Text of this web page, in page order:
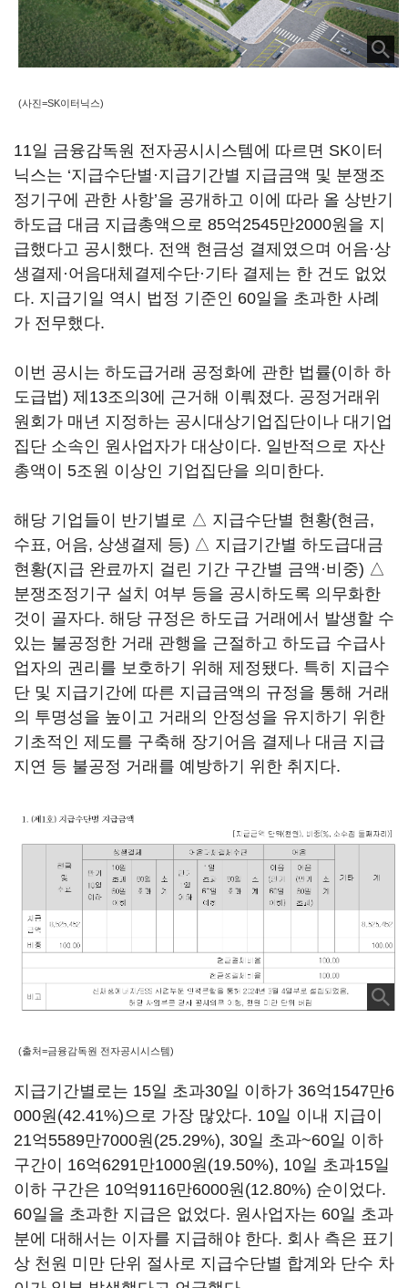
(사진=SK이터닉스)
11일 금융감독원 전자공시시스템에 따르면 SK이터
닉스는 ‘지급수단별·지급기간별 지급금액 및 분쟁조
정기구에 관한 사항’을 공개하고 이에 따라 올 상반기
하도급 대금 지급총액으로 85억2545만2000원을 지
급했다고 공시했다. 전액 현금성 결제였으며 어음·상
생결제·어음대체결제수단·기타 결제는 한 건도 없었
다. 지급기일 역시 법정 기준인 60일을 초과한 사례
가 전무했다.
이번 공시는 하도급거래 공정화에 관한 법률(이하 하
도급법) 제13조의3에 근거해 이뤄졌다. 공정거래위
원회가 매년 지정하는 공시대상기업집단이나 대기업
집단 소속인 원사업자가 대상이다. 일반적으로 자산
총액이 5조원 이상인 기업집단을 의미한다.
해당 기업들이 반기별로 △ 지급수단별 현황(현금,
수표, 어음, 상생결제 등) △ 지급기간별 하도급대금
현황(지급 완료까지 걸린 기간 구간별 금액·비중) △
분쟁조정기구 설치 여부 등을 공시하도록 의무화한
것이 골자다. 해당 규정은 하도급 거래에서 발생할 수
있는 불공정한 거래 관행을 근절하고 하도급 수급사
업자의 권리를 보호하기 위해 제정됐다. 특히 지급수
단 및 지급기간에 따른 지급금액의 규정을 통해 거래
의 투명성을 높이고 거래의 안정성을 유지하기 위한
기초적인 제도를 구축해 장기어음 결제나 대금 지급
지연 등 불공정 거래를 예방하기 위한 취지다.
(출처=금융감독원 전자공시시스템)
지급기간별로는 15일 초과30일 이하가 36억1547만6
000원(42.41%)으로 가장 많았다. 10일 이내 지급이
21억5589만7000원(25.29%), 30일 초과~60일 이하
구간이 16억6291만1000원(19.50%), 10일 초과15일
이하 구간은 10억9116만6000원(12.80%) 순이었다.
60일을 초과한 지급은 없었다. 원사업자는 60일 초과
분에 대해서는 이자를 지급해야 한다. 회사 측은 표기
상 천원 미만 단위 절사로 지급수단별 합계와 단수 차